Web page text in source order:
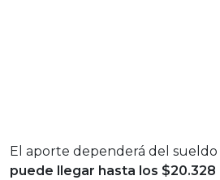
El aporte dependerá del
puede llegar hasta los $20.328